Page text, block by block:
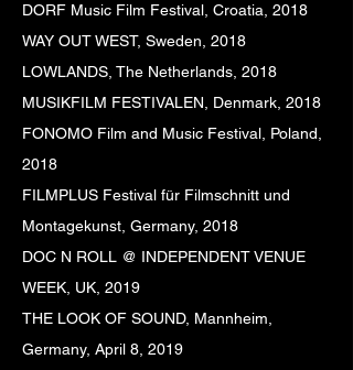
DORF Music Film Festival, Croatia, 2018
WAY OUT WEST, Sweden, 2018
LOWLANDS, The Netherlands, 2018
MUSIKFILM FESTIVALEN, Denmark, 2018
FONOMO Film and Music Festival, Poland,
2018
FILMPLUS Festival für Filmschnitt und
Montagekunst, Germany, 2018
DOC N ROLL @ INDEPENDENT VENUE
WEEK, UK, 2019
THE LOOK OF SOUND, Mannheim,
Germany, April 8, 2019